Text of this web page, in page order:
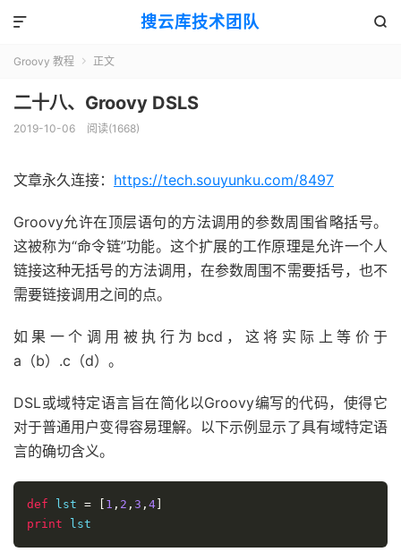
搜云库技术团队 

Groovy 教程  正文
二十八、Groovy DSLS
2019-10-06 阅读(1668)
文章永久连接： https://tech.souyunku.com/8497
Groovy允许在顶层语句的方法调用的参数周围省略括号。
这被称为“命令链”功能。这个扩展的工作原理是允许一个人
链接这种无括号的方法调用，在参数周围不需要括号，也不
需要链接调用之间的点。
如果一个调用被执行为bcd，这将实际上等价于
a（b）.c（d）。
DSL或域特定语言旨在简化以Groovy编写的代码，使得它
对于普通用户变得容易理解。以下示例显示了具有域特定语
言的确切含义。
def lst = 1 , 2 , 3 , 4
print